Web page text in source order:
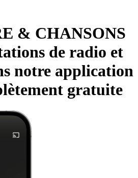
& CHANSONS
de radio et
notre application
gratuite